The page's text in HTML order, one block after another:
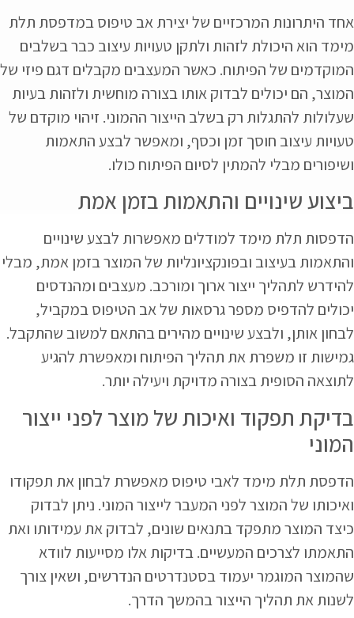
אחד היתרונות המרכזיים של יצירת אב טיפוס במדפסת תלת
מימד הוא היכולת לזהות ולתקן טעויות עיצוב כבר בשלבים
המוקדמים של הפיתוח. כאשר המעצבים מקבלים דגם פיזי של
המוצר, הם יכולים לבדוק אותו בצורה מוחשית ולזהות בעיות
שעלולות להתגלות רק בשלב הייצור ההמוני. זיהוי מוקדם של
טעויות עיצוב חוסך זמן וכסף, ומאפשר לבצע התאמות
ושיפורים מבלי להמתין לסיום הפיתוח כולו.
ביצוע שינויים והתאמות בזמן אמת
הדפסות תלת מימד למודלים מאפשרות לבצע שינויים
והתאמות בעיצוב ובפונקציונליות של המוצר בזמן אמת, מבלי
להידרש לתהליך ייצור ארוך ומורכב. מעצבים ומהנדסים
יכולים להדפיס מספר גרסאות של אב הטיפוס במקביל,
לבחון אותן, ולבצע שינויים מהירים בהתאם למשוב שהתקבל.
גמישות זו משפרת את תהליך הפיתוח ומאפשרת להגיע
לתוצאה הסופית בצורה מדויקת ויעילה יותר.
בדיקת תפקוד ואיכות של מוצר לפני ייצור
המוני
הדפסת תלת מימד לאבי טיפוס מאפשרת לבחון את תפקודו
ואיכותו של המוצר לפני המעבר לייצור המוני. ניתן לבדוק
כיצד המוצר מתפקד בתנאים שונים, לבדוק את עמידותו ואת
התאמתו לצרכים המעשיים. בדיקות אלו מסייעות לוודא
שהמוצר המוגמר יעמוד בסטנדרטים הנדרשים, ושאין צורך
לשנות את תהליך הייצור בהמשך הדרך.